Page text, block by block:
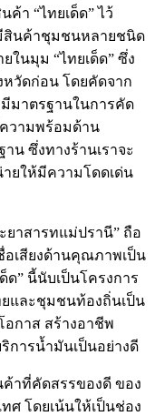
า “ไทยเด็ด” ไว้
สินค้าชุมชนหลายชนิด
ในมุม “ไทยเด็ด” ซึ่ง
วัดก่อน โดยคัดจาก
มาตรฐานในการคัด
วามพร้อมด้าน
น ซึ่งทางร้านเราจะ
ยให้มีความโดดเด่น
ยาสารทแม่ปรานี” ถือ
อเสียงด้านคุณภาพเป็น
ด” นี้นับเป็นโครงการ
ยและชุมชนท้องถิ่นเป็น
อกาส สร้างอาชีพ
การน้ำมันเป็นอย่างดี
ค้าที่คัดสรรของดี ของ
ศ โดยเน้นให้เป็นช่อง